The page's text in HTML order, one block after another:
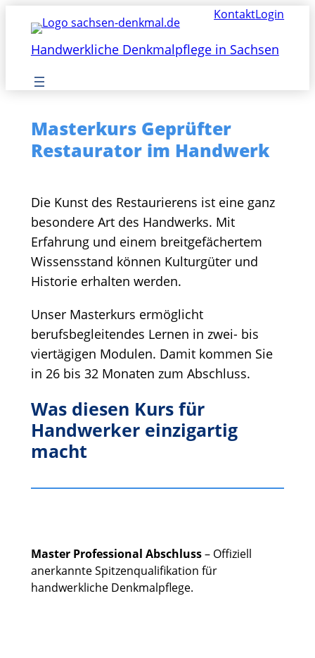
Inhalt
springen
KontaktLogin
Handwerkliche Denkmalpflege in Sachsen
Masterkurs Geprüfter
Restaurator im Handwerk
Die Kunst des Restaurierens ist eine ganz
besondere Art des Handwerks. Mit
Erfahrung und einem breitgefächertem
Wissensstand können Kulturgüter und
Historie erhalten werden.
Unser Masterkurs ermöglicht
berufsbegleitendes Lernen in zwei- bis
viertägigen Modulen. Damit kommen Sie
in 26 bis 32 Monaten zum Abschluss.
Was diesen Kurs für
Handwerker einzigartig
macht
Master Professional Abschluss– Offiziell
anerkannte Spitzenqualifikation für
handwerkliche Denkmalpflege.